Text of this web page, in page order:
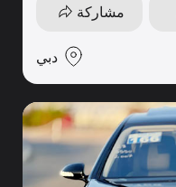
مشاركة
دبي